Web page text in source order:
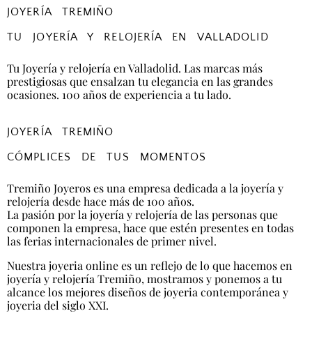
JOYERÍA TREMIÑO
TU JOYERÍA Y RELOJERÍA EN VALLADOLID
Tu Joyería y relojería en Valladolid. Las marcas más
prestigiosas que ensalzan tu elegancia en las grandes
ocasiones. 100 años de experiencia a tu lado.
JOYERÍA TREMIÑO
CÓMPLICES DE TUS MOMENTOS
Tremiño Joyeros es una empresa dedicada a la joyería y
relojería desde hace más de 100 años.
La pasión por la joyería y relojería de las personas que
componen la empresa, hace que estén presentes en todas
las ferias internacionales de primer nivel.
Nuestra joyeria online es un reflejo de lo que hacemos en
joyería y relojería Tremiño, mostramos y ponemos a tu
alcance los mejores diseños de joyeria contemporánea y
joyeria del siglo XXI.